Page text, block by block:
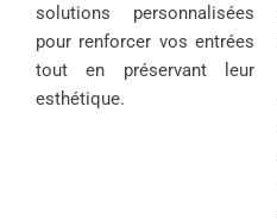
solutions personnalisées
pour renforcer vos entrées
tout en préservant leur
esthétique.